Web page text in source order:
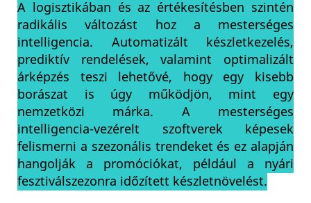
A logisztikában és az értékesítésben szintén
radikális változást hoz a mesterséges
intelligencia. Automatizált készletkezelés,
prediktív rendelések, valamint optimalizált
árképzés teszi lehetővé, hogy egy kisebb
borászat is úgy működjön, mint egy
nemzetközi márka. A mesterséges
intelligencia-vezérelt szoftverek képesek
felismerni a szezonális trendeket és ez alapján
hangolják a promóciókat, például a nyári
fesztiválszezonra időzített készletnövelést.